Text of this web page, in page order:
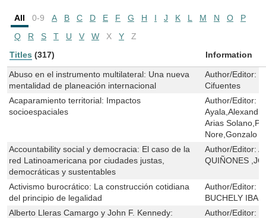
All 0-9 A B C D E F G H I J K L M N O
P
Q
R S T U V W X Y
Z
Titles (317) Information
Abuso en el instrumento multilateral: Una nueva
mentalidad de planeación internacional
Author/Editor:
Cifuentes
Acaparamiento territorial: Impactos
socioespaciales
Author/Editor:
Arias
Nore,Gonzalo
Accountability social y democracia: El caso de la
red Latinoamericana por ciudades justas,
democráticas y sustentables
Author/Editor:
QUIÑONES
Activismo burocrático: La construcción cotidiana
del principio de legalidad
Author/Editor:
BUCHELY
Alberto Lleras Camargo y John F. Kennedy:
Author/Editor: